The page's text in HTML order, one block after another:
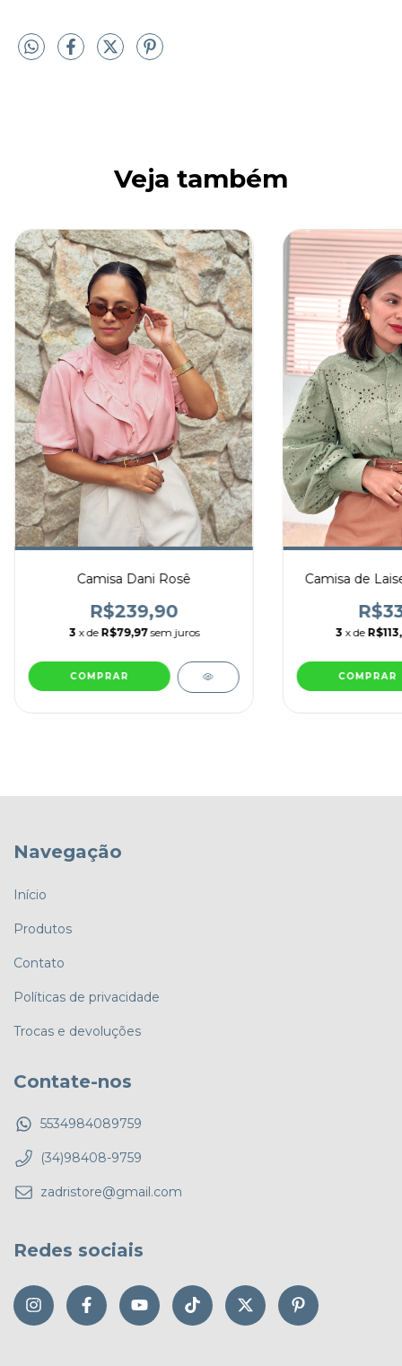
Veja também
Camisa Dani Rosê
R$239,90
3 x de R$79,97 sem juros
COMPRAR
Camisa de
3 x de
COMPRAR
Navegação
Início
Produtos
Contato
Políticas de privacidade
Trocas e devoluções
Contate-nos
5534984089759
(34)98408-9759
zadristore@gmail.com
Redes sociais